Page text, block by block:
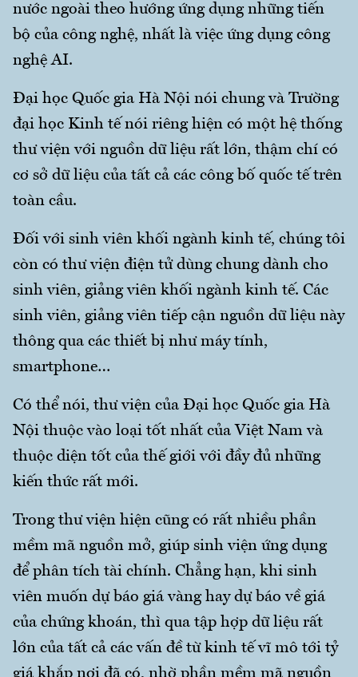
nước ngoài theo hướng ứng dụng những tiến
bộ của công nghệ, nhất là việc ứng dụng công
nghệ AI.
Đại học Quốc gia Hà Nội nói chung và Trường
đại học Kinh tế nói riêng hiện có một hệ thống
thư viện với nguồn dữ liệu rất lớn, thậm chí có
cơ sở dữ liệu của tất cả các công bố quốc tế trên
toàn cầu.
Đối với sinh viên khối ngành kinh tế, chúng tôi
còn có thư viện điện tử dùng chung dành cho
sinh viên, giảng viên khối ngành kinh tế. Các
sinh viên, giảng viên tiếp cận nguồn dữ liệu này
thông qua các thiết bị như máy tính,
smartphone…
Có thể nói, thư viện của Đại học Quốc gia Hà
Nội thuộc vào loại tốt nhất của Việt Nam và
thuộc diện tốt của thế giới với đầy đủ những
kiến thức rất mới.
Trong thư viện hiện cũng có rất nhiều phần
mềm mã nguồn mở, giúp sinh viện ứng dụng
để phân tích tài chính. Chẳng hạn, khi sinh
viên muốn dự báo giá vàng hay dự báo về giá
của chứng khoán, thì qua tập hợp dữ liệu rất
lớn của tất cả các vấn đề từ kinh tế vĩ mô tới tỷ